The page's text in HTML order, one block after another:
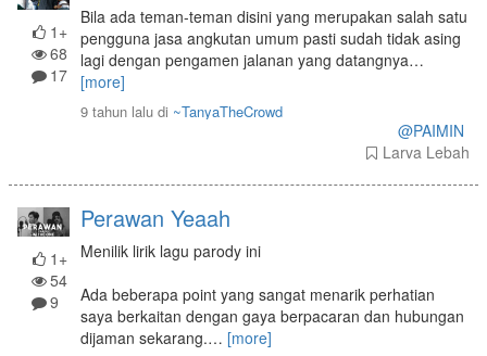
1+
68
17
Bila ada teman-teman disini yang merupakan salah satu
pengguna jasa angkutan umum pasti sudah tidak asing
lagi dengan pengamen jalanan yang datangnya…
[more]
9 tahun lalu di ~TanyaTheCrowd
@PAIMIN
Larva Lebah
1+
54
9
Perawan Yeaah
Menilik lirik lagu parody ini
Ada beberapa point yang sangat menarik perhatian
saya berkaitan dengan gaya berpacaran dan hubungan
dijaman sekarang.… [more]